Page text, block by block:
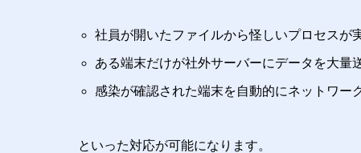
社員が開いたファイルから怪しいプロセスが
ある端末だけが社外サーバーにデータを大量
感染が確認された端末を自動的にネットワー
といった対応が可能になります。